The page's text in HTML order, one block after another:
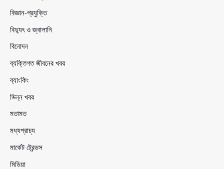
বিজ্ঞান-প্রযুক্তি
বিদ্যুৎ ও জ্বালানি
বিনোদন
ব্যক্তিগত জীবনের খবর
ব্যাংকিং
ভিন্ন খবর
মতামত
মধ্যপ্রাচ্য
মার্কেট ট্রেন্ডস
মিডিয়া